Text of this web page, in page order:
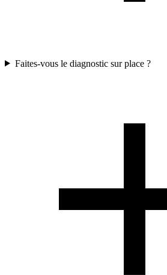
Faites-vous le diagnostic sur place ?